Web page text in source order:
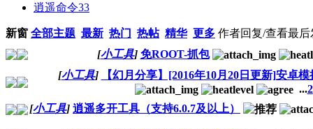
逍遥命令33
新窗 全部主题 最新 热门 热帖 精华 更多 作者回复/查看最后
[小工具] 免ROOT-抓包
[小工具]
【幻月分享】[2016年10月20日更新]安卓
...2
[小工具] 逍遥多开工具（支持6.0.7及以上）